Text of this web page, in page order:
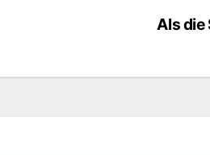
Als die